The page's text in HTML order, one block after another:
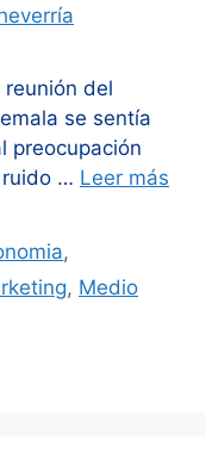
reunión del
se sentía
preocupación
ruido … Leer más
,
, Medio